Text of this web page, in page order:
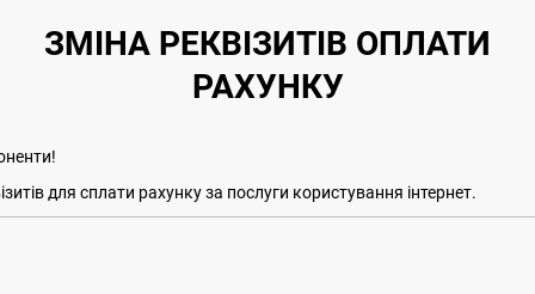
ЗМІНА РЕКВІЗИТІВ ОПЛАТИ
РАХУНКУ
для сплати рахунку за послуги користування інтернет.